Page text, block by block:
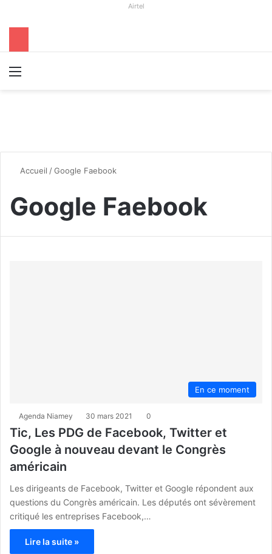
Airtel
Accueil /Google Faebook
Google Faebook
En ce moment
Agenda Niamey 30 mars 2021 0
Tic, Les PDG de Facebook, Twitter et
Google à nouveau devant le Congrès
américain
Les dirigeants de Facebook, Twitter et Google répondent aux
questions du Congrès américain. Les députés ont sévèrement
critiqué les entreprises Facebook,…
Lire la suite »